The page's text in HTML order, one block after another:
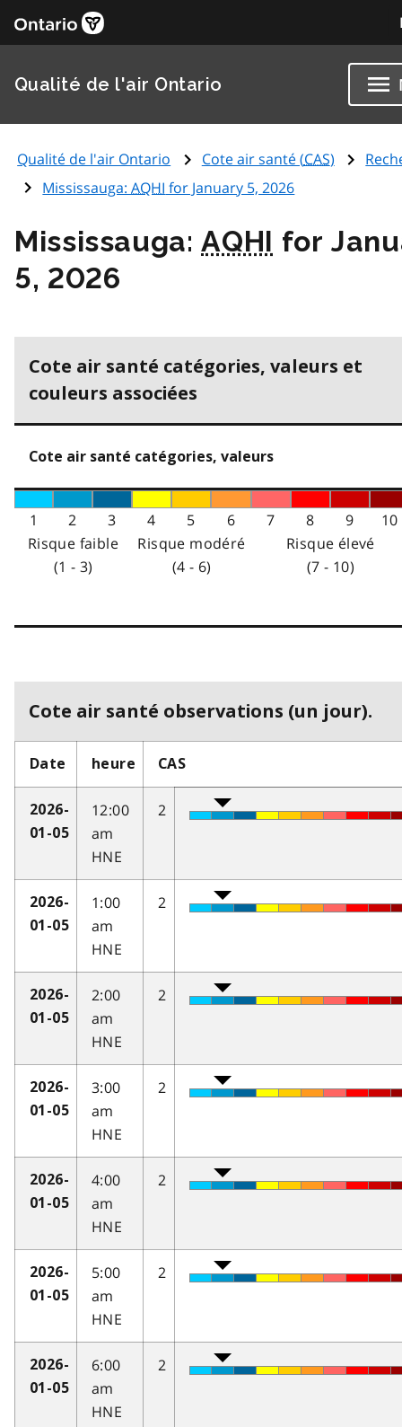
Qualité de l'air Ontario
Qualité de l'air Ontario Cote air santé (CAS)
Mississauga:AQHI for January 5, 2026
Mississauga:AQHI for
5, 2026
Cote air santé catégories, valeurs et
couleurs associées
Cote air santé catégories, valeurs
1 2 3 4 5 6 7 8 9
10
Risque faible
(1 - 3)
Risque modéré
(4 - 6)
Risque élevé
(7 - 10)
Cote air santé observations (un jour).
Date heure CAS
2026-
01-05
12:00
am
HNE
2
2026-
01-05
1:00
am
HNE
2
2026-
01-05
2:00
am
HNE
2
2026-
01-05
3:00
am
HNE
2
2026-
01-05
4:00
am
HNE
2
2026-
01-05
5:00
am
HNE
2
2026-
01-05
6:00
am
HNE
2